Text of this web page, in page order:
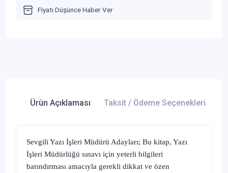
Fiyatı Düşünce Haber Ver
Ürün Açıklaması Taksit / Ödeme Seçenekleri
Sevgili Yazı İşleri Müdürü Adayları; Bu kitap, Yazı
İşleri Müdürlüğü sınavı için yeterli bilgileri
barındırması amacıyla gerekli dikkat ve özen